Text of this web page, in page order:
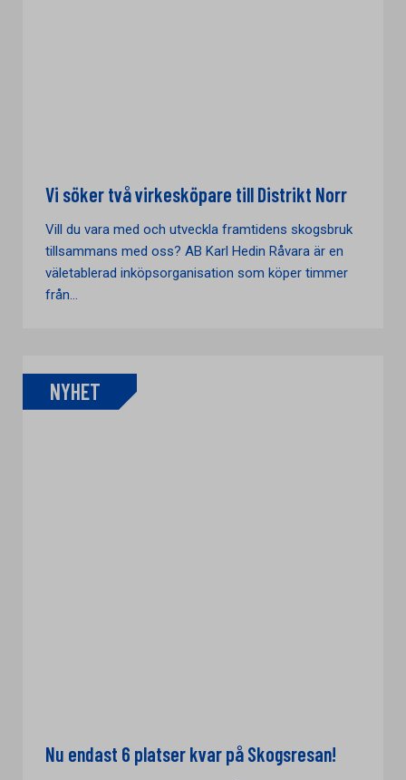
Vi söker två virkesköpare till Distrikt Norr
Vill du vara med och utveckla framtidens skogsbruk
tillsammans med oss? AB Karl Hedin Råvara är en
väletablerad inköpsorganisation som köper timmer
från...
NYHET
Nu endast 6 platser kvar på Skogsresan!